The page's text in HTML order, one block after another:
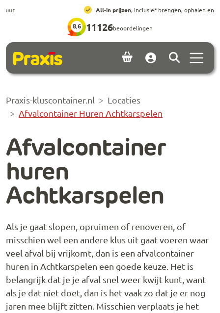
Ga naar hoofdinhoud
Ga naar footer
All-in prijzen, inclusief brengen, ophalen en huur
8,6 11126beoordelingen
Account
Praxis-kluscontainer.nl
Locaties
Afvalcontainer Huren Achtkarspelen
Afvalcontainer
huren
Achtkarspelen
Als je gaat slopen, opruimen of renoveren, of
misschien wel een andere klus uit gaat voeren waar
veel afval bij vrijkomt, dan is een afvalcontainer
huren in Achtkarspelen een goede keuze. Het is
belangrijk dat je je afval snel weer kwijt kunt, want
als je dat niet doet, dan is het vaak zo dat je er nog
jaren mee blijft zitten. Misschien verplaats je het